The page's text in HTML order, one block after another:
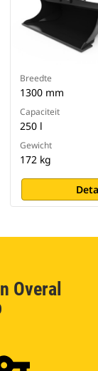
Breedte
1300 mm
Capaciteit
250 l
Gewicht
172 kg
Overal